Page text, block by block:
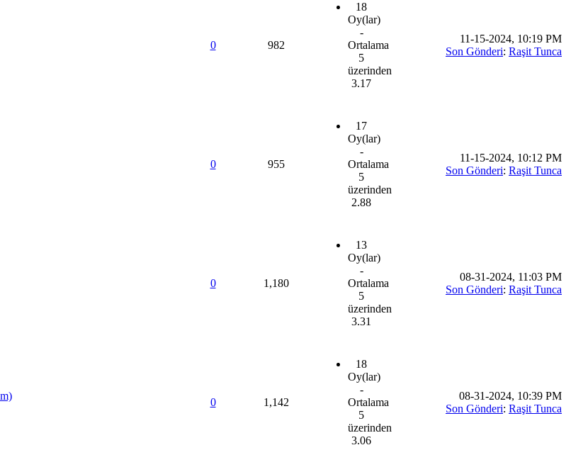
0 982
18
Oy(lar)
-
Ortalama
5
üzerinden
3.17
11-15-2024, 10:19 PM
Son Gönderi: Raşit Tunca
0 955
17
Oy(lar)
-
Ortalama
5
üzerinden
2.88
11-15-2024, 10:12 PM
Son Gönderi: Raşit Tunca
0 1,180
13
Oy(lar)
-
Ortalama
5
üzerinden
3.31
08-31-2024, 11:03 PM
Son Gönderi: Raşit Tunca
0 1,142
18
Oy(lar)
-
Ortalama
5
üzerinden
3.06
08-31-2024, 10:39 PM
Son Gönderi: Raşit Tunca